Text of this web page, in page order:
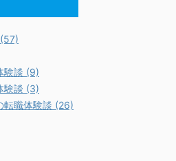
験談 (9)
験談 (3)
転職体験談 (26)